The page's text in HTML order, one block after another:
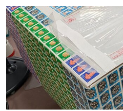
ト
数
数